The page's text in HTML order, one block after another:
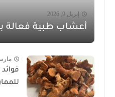
إبريل 9, 2026
أعشاب طبية فعالة
مارس 30,